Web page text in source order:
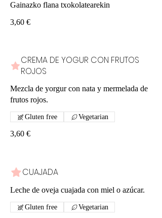
Gainazko flana txokolatearekin
3,60 €
CREMA DE YOGUR CON FRUTOS
ROJOS
Mezcla de yorgur con nata y mermelada de
frutos rojos.
3,60 €
Gluten free Vegetarian
CUAJADA
Leche de oveja cuajada con miel o azúcar.
Gluten free Vegetarian